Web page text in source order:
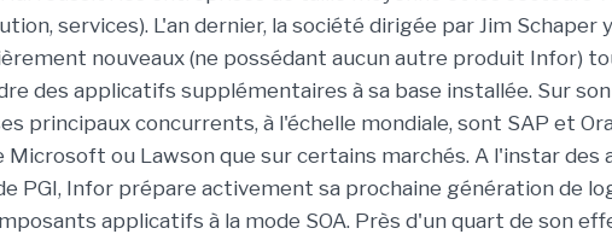
services). L'an dernier, la société dirigée par Jim Schaper
nouveaux (ne possédant aucun autre produit Infor)
des applicatifs supplémentaires à sa base installée. Sur
principaux concurrents, à l'échelle mondiale, sont SAP et
Microsoft ou Lawson que sur certains marchés. A l'instar des
PGI, Infor prépare activement sa prochaine génération de
applicatifs à la mode SOA. Près d'un quart de son